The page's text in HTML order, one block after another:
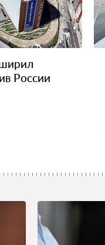
России